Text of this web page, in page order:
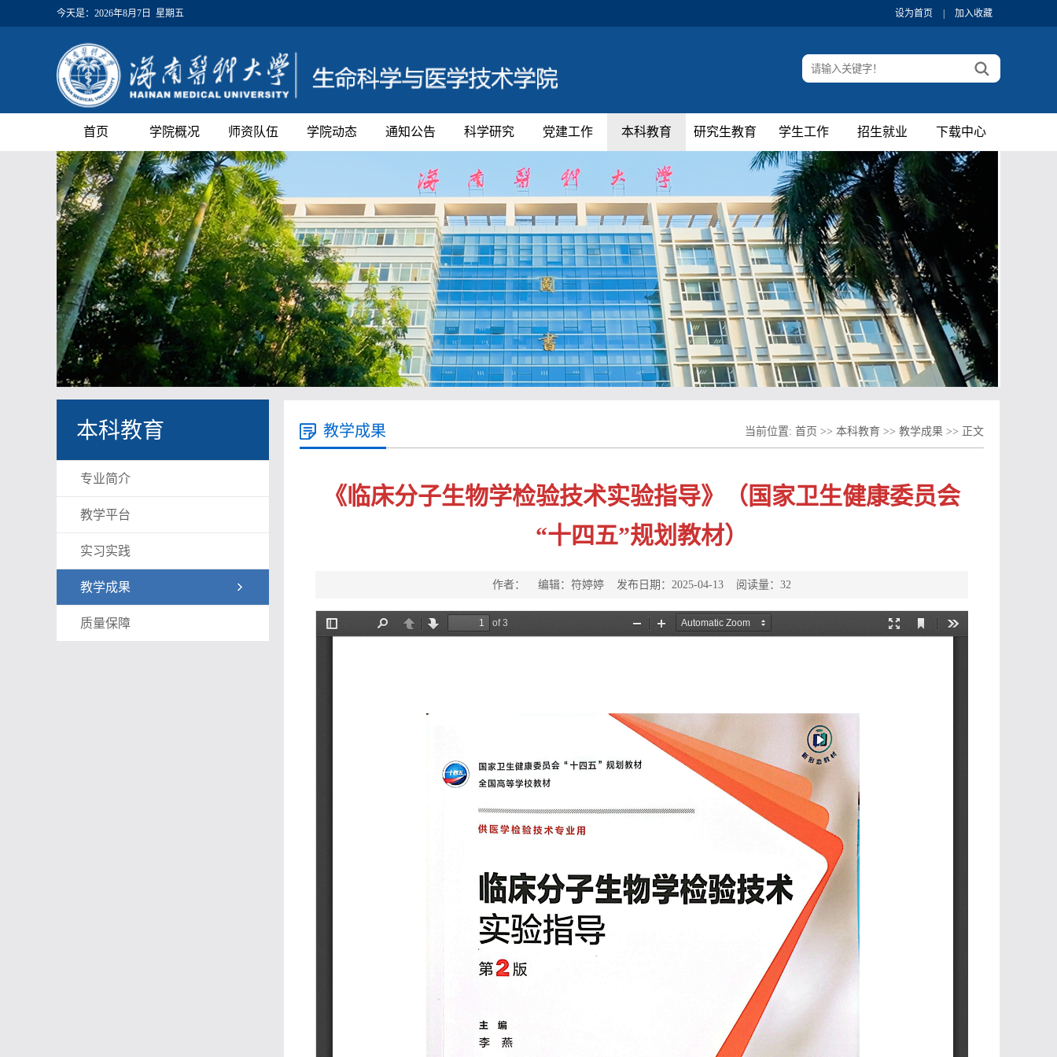
今天是： 2026年8月7日 星期五 设为首页 加入收藏
首页 学院概况 师资队伍 学院动态 通知公告 科学研究 党建工作 本科教育 研究生教育 学生工作 招生就业 下载中心
本科教育
专业简介
教学平台
实习实践
教学成果
质量保障
教学成果 当前位置: 首页 >> 本科教育 >> 教学成果 >> 正文
《临床分子生物学检验技术实验指导》（国家卫生健康委员会
“十四五”规划教材）
作者： 编辑：符婷婷 发布日期：2025-04-13 阅读量： 32